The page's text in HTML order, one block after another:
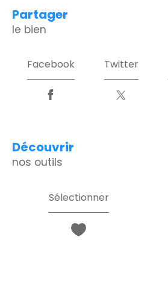
partager
le bien
Facebook Twitter
découvrir
nos outils
Sélectionner